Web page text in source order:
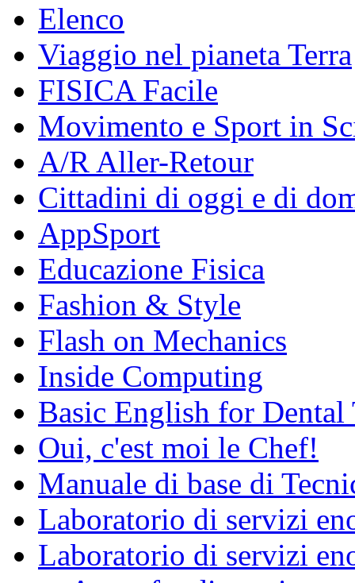
Elenco
Viaggio nel pianeta Terra
FISICA Facile
Movimento e Sport in
A/R Aller-Retour
Cittadini di oggi e di
AppSport
Educazione Fisica
Fashion & Style
Flash on Mechanics
Inside Computing
Basic English for Dental
Oui, c'est moi le Chef!
Manuale di base di
Laboratorio di servizi
Laboratorio di servizi